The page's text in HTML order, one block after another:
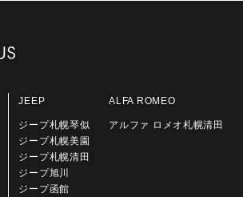
JEEP
ジープ札幌琴似
ジープ札幌美園
ジープ札幌清田
ジープ旭川
ジープ函館
ALFA ROMEO
アルファ ロメオ札幌清田